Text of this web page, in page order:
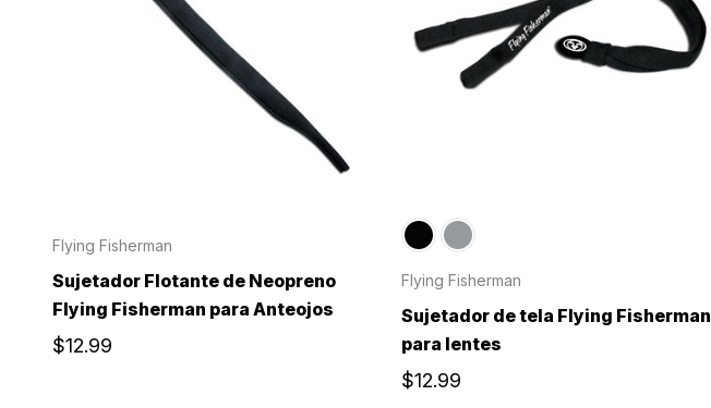
Flying Fisherman
Sujetador Flotante de Neopreno
Flying Fisherman para Anteojos
$12.99
Flying Fisherman
Sujetador de tela Flying Fisherman
para lentes
$12.99